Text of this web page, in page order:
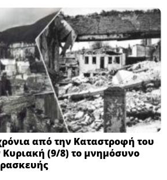
από την Καταστροφή του
(9/8) το μνημόσυνο